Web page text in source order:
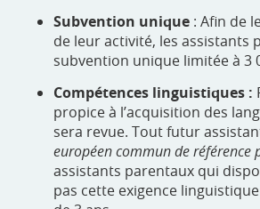
Subvention unique : Afin de
de leur activité, les assistants
subvention unique limitée à 3
Compétences linguistiques :
propice à l’acquisition des
sera revue. Tout futur
européen commun de référence
assistants parentaux qui
pas cette exigence